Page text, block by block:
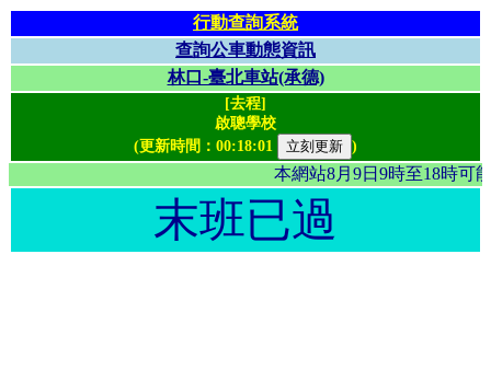
行動查詢系統
查詢公車動態資訊
林口-臺北車站(承德)
[去程]
啟聰學校
(更新時間： 00:18:01 )
本網站8月9日9時至18
末班已過